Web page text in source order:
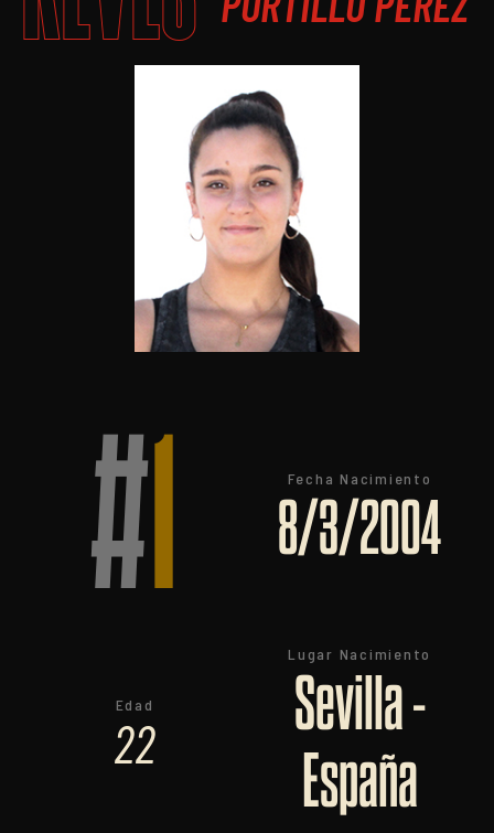
#1 Fecha Nacimiento
8/3/2004
Edad
22
Lugar Nacimiento
Sevilla -
España